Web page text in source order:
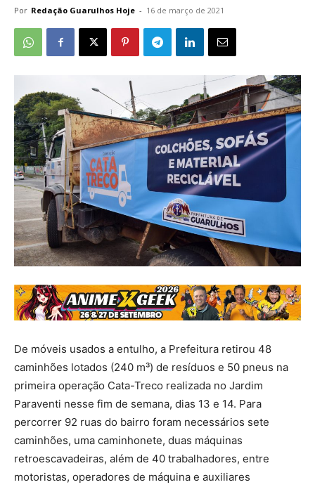
Por Redação Guarulhos Hoje - 16 de março de 2021
De móveis usados a entulho, a Prefeitura retirou 48
caminhões lotados (240 m³) de resíduos e 50 pneus na
primeira operação Cata-Treco realizada no Jardim
Paraventi nesse fim de semana, dias 13 e 14. Para
percorrer 92 ruas do bairro foram necessários sete
caminhões, uma caminhonete, duas máquinas
retroescavadeiras, além de 40 trabalhadores, entre
motoristas, operadores de máquina e auxiliares